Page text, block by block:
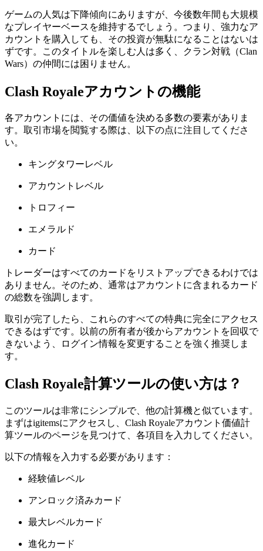
ゲームの人気は下降傾向にありますが、今後数年間も大規模
なプレイヤーベースを維持するでしょう。つまり、強力なア
カウントを購入しても、その投資が無駄になることはないは
ずです。このタイトルを楽しむ人は多く、クラン対戦（Clan
Wars）の仲間には困りません。
Clash Royaleアカウントの機能
各アカウントには、その価値を決める多数の要素がありま
す。取引市場を閲覧する際は、以下の点に注目してくださ
い。
キングタワーレベル
アカウントレベル
トロフィー
エメラルド
カード
トレーダーはすべてのカードをリストアップできるわけでは
ありません。そのため、通常はアカウントに含まれるカード
の総数を強調します。
取引が完了したら、これらのすべての特典に完全にアクセス
できるはずです。以前の所有者が後からアカウントを回収で
きないよう、ログイン情報を変更することを強く推奨しま
す。
Clash Royale計算ツールの使い方は？
このツールは非常にシンプルで、他の計算機と似ています。
まずはigitemsにアクセスし、Clash Royaleアカウント価値計
算ツールのページを見つけて、各項目を入力してください。
以下の情報を入力する必要があります：
経験値レベル
アンロック済みカード
最大レベルカード
進化カード